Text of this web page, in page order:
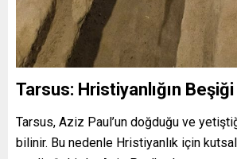
Tarsus: Hristiyanlığın Beşiği
Tarsus, Aziz Paul’un doğduğu ve
bilinir. Bu nedenle Hristiyanlık için